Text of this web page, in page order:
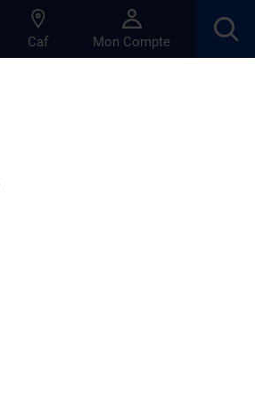
Caf Mon Compte